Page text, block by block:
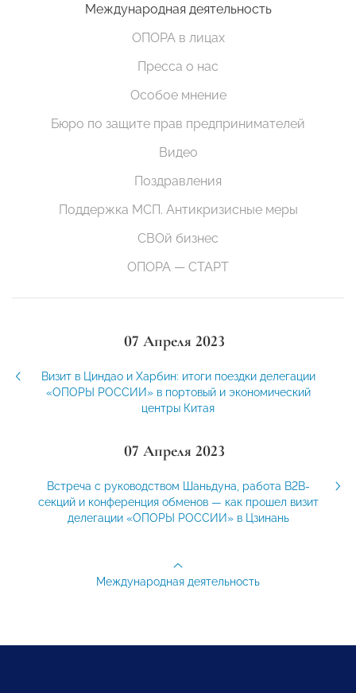
Международная деятельность
ОПОРА в лицах
Пресса о нас
Особое мнение
Бюро по защите прав предпринимателей
Видео
Поздравления
Поддержка МСП. Антикризисные меры
СВОй бизнес
ОПОРА — СТАРТ
07 Апреля 2023
Визит в Циндао и Харбин: итоги поездки делегации
«ОПОРЫ РОССИИ» в портовый и экономический
центры Китая
07 Апреля 2023
Встреча с руководством Шаньдуна, работа B2B-
секций и конференция обменов — как прошел визит
делегации «ОПОРЫ РОССИИ» в Цзинань
Международная деятельность